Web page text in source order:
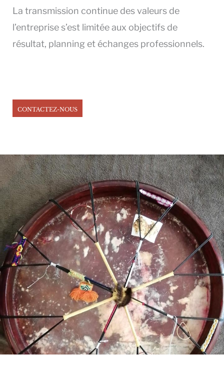
La transmission continue des valeurs de
l’entreprise s’est limitée aux objectifs de
résultat, planning et échanges professionnels.
CONTACTEZ-NOUS